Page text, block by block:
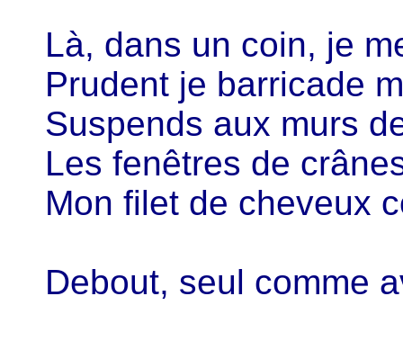
Là, dans un coin, je
Prudent je barricade
Suspends aux murs
Les fenêtres de
Mon filet de cheveux
Debout, seul comme